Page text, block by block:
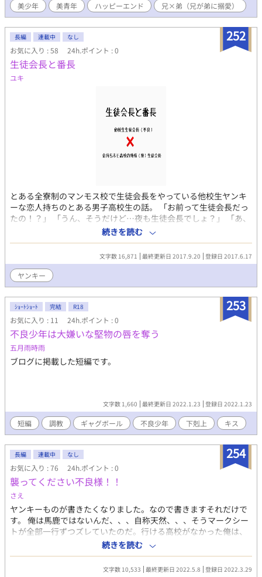
父ヴェルナトスの禁忌を犯した行為に慄きながらも、弟であるノ
ークシスを守り育てるうちに、次第に深く彼を愛するようになっ
ていく。 ……そしてノークシスもまた、ルキレシオンという存
在を「絶対にして唯一信頼可能な存在」として認識し、彼なりの
言葉と仕草で心を寄り添わせ始めるのだった。 イグゼル大公爵
の兄ルキレシオン×人工生命体の弟ノークシス。血の繋がりのな
い兄弟の繰り広げる異世界ファンタジーBL小説。ハッピーエン
り１０００文字にする」という鬼畜縛りプレイ実施中。
美少年
美青年 ハッピーエンド 兄×弟（兄が弟に搦愛）
252
長編 連載中 なし
お気に入り : 58 24h.ポイント : 0
生徒会長と番長
ユキ
とある全寮制のマンモス校で生徒会長をやっている他校生ヤンキ
ーな恋人持ちのとある男子高校生の話。 「お前って生徒会長だっ
たの！？」 「うん、そうだけど…夜も生徒会長でしょ？」 「あ、
そういえばそうだったな…これってお前が前言ってたBLって奴？
俺たちの？」 「そうなるね、多分作者は不良×生徒会長のつもり
なんだけど、実際は生徒会長×生徒会長(他校)だよね…設定複雑
過ぎてこの先うまく話纏められるか不安だわ」 「せいとかいちょ
う×せいとかいちょう？？…なんかわかんねぇけど、作者がなん
か色々やらかしてるってのはわかったわ」 「まぁそんなこんなで
お先真っ暗の生徒会長と番長(？)ですが、是非よろしくお願いし
ますm(__)m」 「なんか開始早々から絶望しか見えないんだが…
まぁ、とりあえず作者には頑張れってことで… …あぁっと 是非読
んでくれよな！」 (他にかける言葉が無かったんだな夜…) 「「お
楽しみに！」」
続きを読む
文字数 16,871 最終更新日 2017.9.20 登録日 2017.6.17
ヤンキー
253
ｼｮｰﾄｼｮｰﾄ 完結 R18
お気に入り : 11 24h.ポイント : 0
不良少年は大嫌いな堅物の唇を奪う
五月雨時雨
ブログに掲載した短編です。
文字数 1,660 最終更新日 2022.1.23 登録日 2022.1.23
短編 調教 ギャグボール 不良少年 下剋上 キス
254
長編 連載中 なし
お気に入り : 76 24h.ポイント : 0
襲ってください不良様！！
さえ
ヤンキーものが書きたくなりました。なので書きますそれだけで
す。 俺は馬鹿ではないんだ、、、自称天然、、、そうマークシー
トが全部一行ずつズレていたのだ。行ける高校がなかった俺は、
地域で一番のバカ、そしてヤンキー校として名高い高校に進学し
た。 俺は俺なりの考えがあって行動してるけど、、、周りの反応
がなんかおかしいぞ！？俺は天然なのか？←テストで気づけよ！
続きを読む
文字数 10,533 最終更新日 2022.5.8 登録日 2022.3.29